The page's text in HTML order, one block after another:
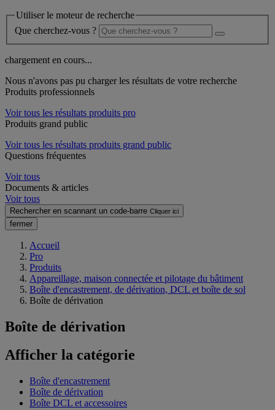
Utiliser le moteur de recherche
Que cherchez-vous ?
chargement en cours...
Nous n'avons pas pu charger les résultats de votre recherche
Produits professionnels
Voir tous les résultats produits pro
Produits grand public
Voir tous les résultats produits grand public
Questions fréquentes
Voir tous
Documents & articles
Voir tous
Rechercher en scannant un code-barre Cliquer ici
fermer
Accueil
Pro
Produits
Appareillage, maison connectée et pilotage du bâtiment
Boîte d'encastrement, de dérivation, DCL et boîte de sol
Boîte de dérivation
Boîte de dérivation
Afficher la catégorie
Boîte d'encastrement
Boîte de dérivation
Boîte DCL et accessoires